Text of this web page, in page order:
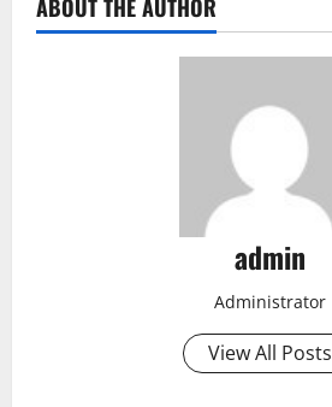
ABOUT THE AUTHOR
admin
Administrator
View All Posts